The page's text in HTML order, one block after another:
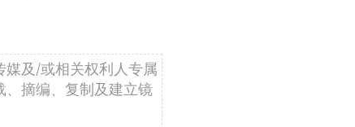
媒及/或相关权利人专属
、摘编、复制及建立镜